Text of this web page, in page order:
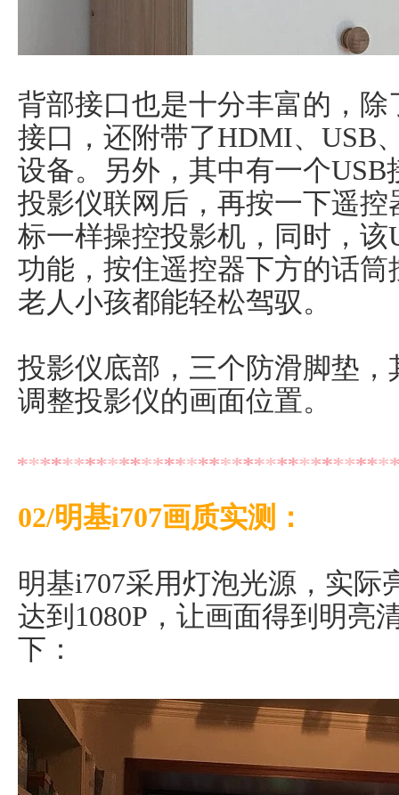
背部接口也是十分丰富的，
接口，还附带了HDMI、USB
设备。另外，其中有一个
投影仪联网后，再按一下遥
标一样操控投影机，同时，
功能，按住遥控器下方的话
老人小孩都能轻松驾驭。
投影仪底部，三个防滑脚垫
调整投影仪的画面位置。
02/明基i707画质实测：
明基i707采用灯泡光源，实际
达到1080P，让画面得到明亮
下：